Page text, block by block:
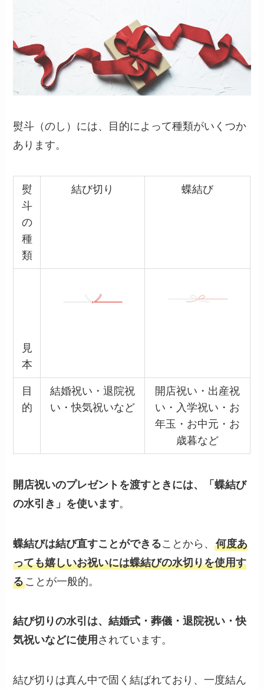
熨斗（のし）には、目的によって種類がいくつか
あります。
熨
斗
の
種
類
結び切り 蝶結び
見
本
目
的
結婚祝い・退院祝
い・快気祝いなど
開店祝い・出産祝
い・入学祝い・お
年玉・お中元・お
歳暮など
開店祝いのプレゼントを渡すときには、「蝶結び
の水引き」を使います。
蝶結びは結び直すことができることから、何度あ
っても嬉しいお祝いには蝶結びの水切りを使用す
ることが一般的。
結び切りの水引は、結婚式・葬儀・退院祝い・快
気祝いなどに使用 されています。
結び切りは真ん中で固く結ばれており、一度結ん